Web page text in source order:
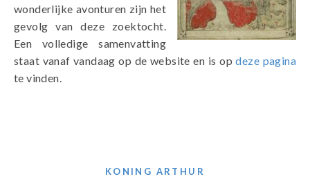
wonderlijke avonturen zijn het
gevolg van deze zoektocht.
Een volledige samenvatting
staat vanaf vandaag op de website en is opdeze pagina
te vinden.
KONING ARTHUR